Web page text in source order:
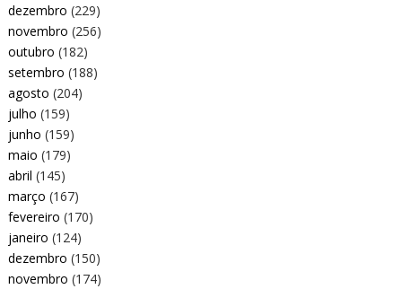
dezembro (229)
novembro (256)
outubro (182)
setembro (188)
agosto (204)
julho (159)
junho (159)
maio (179)
abril (145)
março (167)
fevereiro (170)
janeiro (124)
dezembro (150)
novembro (174)